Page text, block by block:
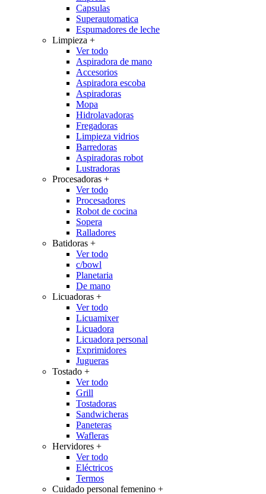
Capsulas
Superautomatica
Espumadores de leche
Limpieza +
Ver todo
Aspiradora de mano
Accesorios
Aspiradora escoba
Aspiradoras
Mopa
Hidrolavadoras
Fregadoras
Limpieza vidrios
Barredoras
Aspiradoras robot
Lustradoras
Procesadoras +
Ver todo
Procesadores
Robot de cocina
Sopera
Ralladores
Batidoras +
Ver todo
c/bowl
Planetaria
De mano
Licuadoras +
Ver todo
Licuamixer
Licuadora
Licuadora personal
Exprimidores
Jugueras
Tostado +
Ver todo
Grill
Tostadoras
Sandwicheras
Paneteras
Wafleras
Hervidores +
Ver todo
Eléctricos
Termos
Cuidado personal femenino +